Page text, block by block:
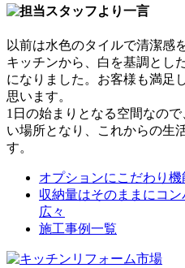
以前は水色のタイルで清潔感
キッチンから、白を基調とし
になりました。お客様も満足
思います。
1日の始まりとなる空間なの
い場所となり、これからの生
す。
オプションにこだわり
収納量はそのままにコ
広々
施工事例一覧